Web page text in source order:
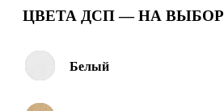
ЦВЕТА ДСП — НА ВЫБОР
Белый